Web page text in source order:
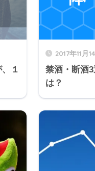
１
2017年11月
禁酒・断酒
は？